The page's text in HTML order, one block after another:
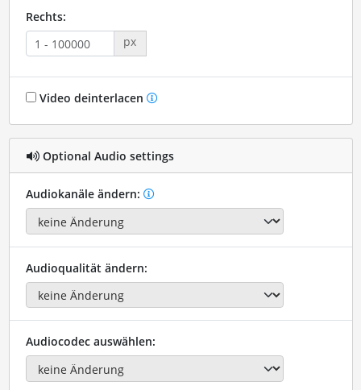
Rechts:
px
Video deinterlacen
Optional Audio settings
Audiokanäle ändern:
Audioqualität ändern:
Audiocodec auswählen: